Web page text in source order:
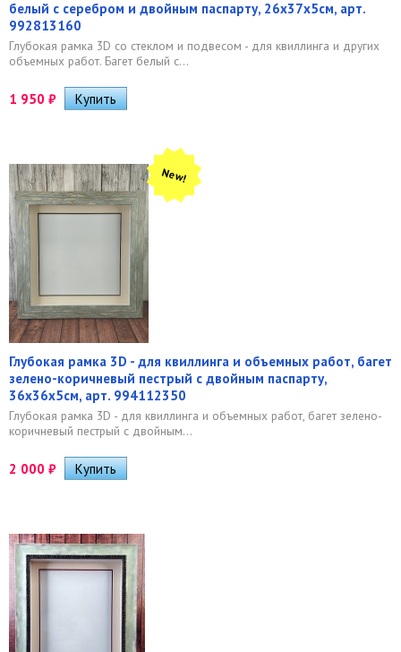
белый с серебром и двойным паспарту, 26х37х5см, арт.
992813160
Глубокая рамка 3D со стеклом и подвесом - для квиллинга и других
объемных работ. Багет белый с...
1 950 ₽
New!
Глубокая рамка 3D - для квиллинга и объемных работ, багет
зелено-коричневый пестрый с двойным паспарту,
36х36х5см, арт. 994112350
Глубокая рамка 3D - для квиллинга и объемных работ, багет зелено-
коричневый пестрый с двойным...
2 000 ₽